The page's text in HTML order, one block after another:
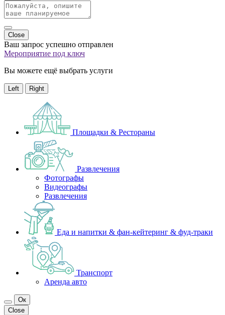
Close
Ваш запрос успешно отправлен
Мероприятие под ключ
Вы можете ещё выбрать услуги
Left Right
Площадки & Рестораны
Развлечения
Фотографы
Видеографы
Развлечения
Еда и напитки & фан-кейтеринг & фуд-траки
Транспорт
Аренда авто
Ок
Close